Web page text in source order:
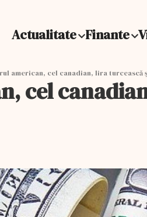
Actualitate Finante
american, cel canadian, lira turcească
cel